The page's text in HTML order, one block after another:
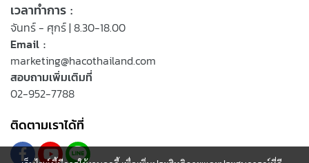
เวลาทำการ :
จันทร์ - ศุกร์ | 8.30-18.00
Email :
marketing@hacothailand.com
สอบถามเพิ่มเติมที่
02-952-7788
ติดตามเราได้ที่